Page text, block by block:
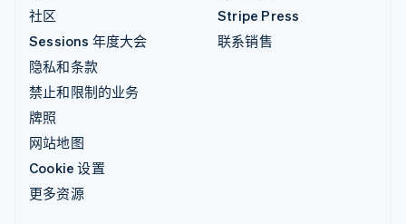
社区
Sessions 年度大会
隐私和条款
禁止和限制的业务
牌照
网站地图
Cookie 设置
更多资源
Stripe Press
联系销售